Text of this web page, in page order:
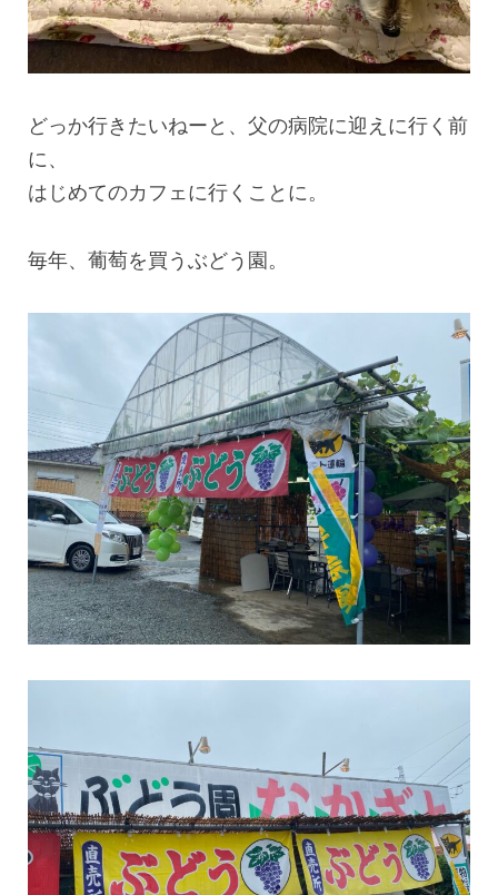
どっか行きたいねーと、父の病院に迎えに行く前
に、
はじめてのカフェに行くことに。
毎年、葡萄を買うぶどう園。